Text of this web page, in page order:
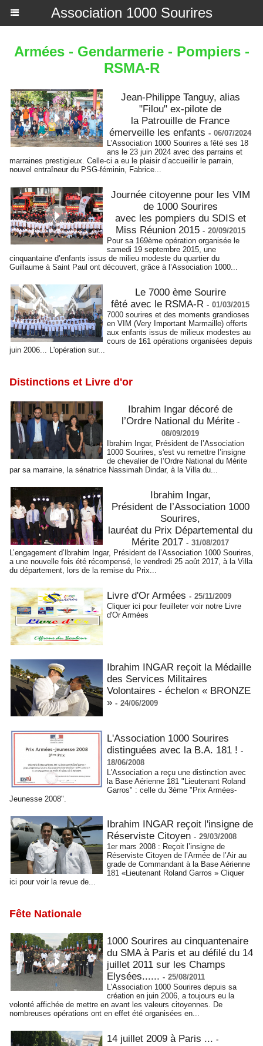
Association 1000 Sourires
Armées - Gendarmerie - Pompiers -
RSMA-R
Jean-Philippe Tanguy, alias
"Filou" ex-pilote de
la Patrouille de France
émerveille les enfants- 06/07/2024
L’Association 1000 Sourires a fêté ses 18
ans le 23 juin 2024 avec des parrains et
marraines prestigieux. Celle-ci a eu le plaisir d’accueillir le parrain,
nouvel entraîneur du PSG-féminin, Fabrice...
Journée citoyenne pour les VIM
de 1000 Sourires
avec les pompiers du SDIS et
Miss Réunion 2015 - 20/09/2015
Pour sa 169ème opération organisée le
samedi 19 septembre 2015, une
cinquantaine d’enfants issus de milieu modeste du quartier du
Guillaume à Saint Paul ont découvert, grâce à l’Association 1000...
Le 7000 ème Sourire
fêté avec le RSMA-R - 01/03/2015
7000 sourires et des moments grandioses
en VIM (Very Important Marmaille) offerts
aux enfants issus de milieux modestes au
cours de 161 opérations organisées depuis
juin 2006... L'opération sur...
Distinctions et Livre d'or
Ibrahim Ingar décoré de
l’Ordre National du Mérite -
08/09/2019
Ibrahim Ingar, Président de l’Association
1000 Sourires, s'est vu remettre l’insigne
de chevalier de l’Ordre National du Mérite
par sa marraine, la sénatrice Nassimah Dindar, à la Villa du...
Ibrahim Ingar,
Président de l’Association 1000
Sourires,
lauréat du Prix Départemental du
Mérite 2017 - 31/08/2017
L’engagement d’Ibrahim Ingar, Président de l’Association 1000 Sourires,
a une nouvelle fois été récompensé, le vendredi 25 août 2017, à la Villa
du département, lors de la remise du Prix...
Livre d'Or Armées - 25/11/2009
Cliquer ici pour feuilleter voir notre Livre
d'Or Armées
Ibrahim INGAR reçoit la Médaille
des Services Militaires
Volontaires - échelon « BRONZE
» - 24/06/2009
L'Association 1000 Sourires
distinguées avec la B.A. 181 ! -
18/06/2008
L'Association a reçu une distinction avec
la Base Aérienne 181 "Lieutenant Roland
Garros" : celle du 3ème "Prix Armées-
Jeunesse 2008".
Ibrahim INGAR reçoit l'insigne de
Réserviste Citoyen - 29/03/2008
1er mars 2008 : Reçoit l’insigne de
Réserviste Citoyen de l’Armée de l’Air au
grade de Commandant à la Base Aérienne
181 «Lieutenant Roland Garros » Cliquer
ici pour voir la revue de...
Fête Nationale
1000 Sourires au cinquantenaire
du SMA à Paris et au défilé du 14
juillet 2011 sur les Champs
Elysées...... - 25/08/2011
L'Association 1000 Sourires depuis sa
création en juin 2006, a toujours eu la
volonté affichée de mettre en avant les valeurs citoyennes. De
nombreuses opérations ont en effet été organisées en...
14 juillet 2009 à Paris ... -